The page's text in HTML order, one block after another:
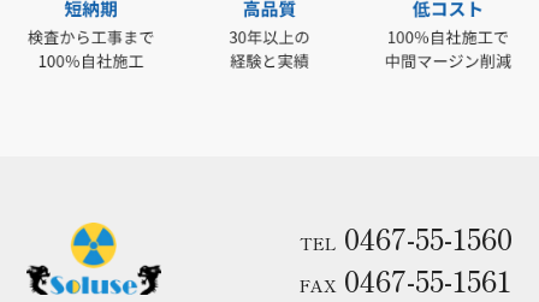
TEL 0467-55-1560
FAX 0467-55-1561